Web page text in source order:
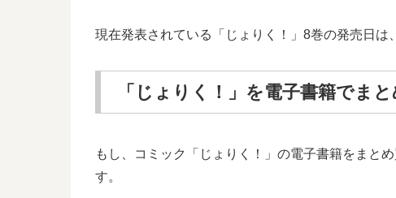
現在発表されている「じょりく！」8巻の発売日は
「じょりく！」を電子書籍でま
もし、コミック「じょりく！」の電子書籍をまと
す。